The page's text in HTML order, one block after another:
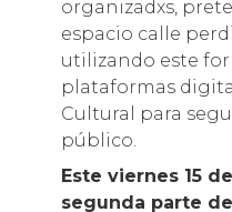
organizadxs,
espacio calle
utilizando este
plataformas
Cultural para
público.
Este viernes 15
segunda parte de